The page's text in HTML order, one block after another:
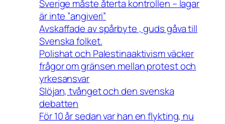
Sverige måste återta kontrollen – lagar
är inte ”angiveri”
Avskaffade av spårbyte , guds gåva till
Svenska folket.
Polishat och Palestinaaktivism väcker
frågor om gränsen mellan protest och
yrkesansvar
Slöjan, tvånget och den svenska
debatten
För 10 år sedan var han en flykting, nu